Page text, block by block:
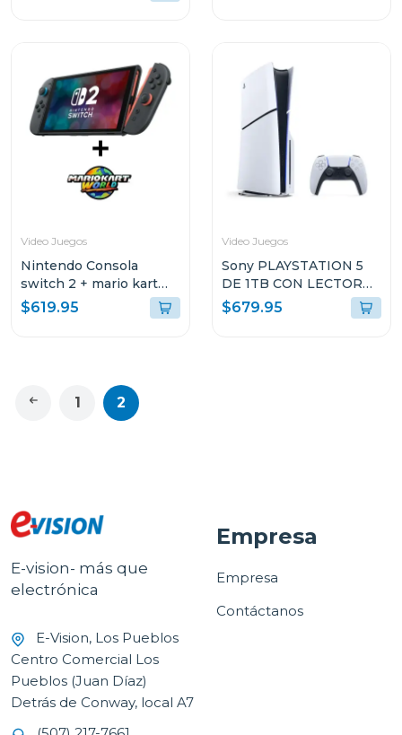
Video Juegos
Nintendo Consola
switch 2 + mario kart
world
$619.95
Video Juegos
Sony PLAYSTATION 5
DE 1TB CON LECTOR
DE DISCO CFI2115
$679.95
1 2
E-vision- más que
electrónica
E-Vision, Los Pueblos
Centro Comercial Los
Pueblos (Juan Díaz)
Detrás de Conway, local A7
Empresa
Empresa
Contáctanos